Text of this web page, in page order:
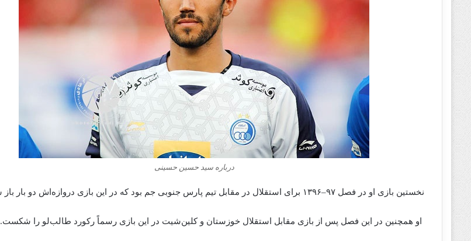
درباره سید حسین حسینی
نخستین بازی او در فصل ۹۷–۱۳۹۶ برای استقلال در مقابل تیم پارس جنوبی جم بود که در این بازی دروازه‌اش دو بار باز شد.
او همچنین در این فصل پس از بازی مقابل استقلال خوزستان و کلین‌شیت در این بازی رسماً رکورد طالب‌لو را شکست.